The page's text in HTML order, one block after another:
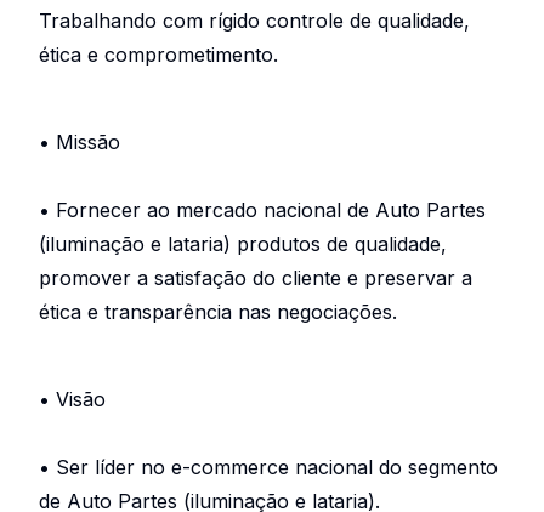
Trabalhando com rígido controle de qualidade,
ética e comprometimento.
• Missão
• Fornecer ao mercado nacional de Auto Partes
(iluminação e lataria) produtos de qualidade,
promover a satisfação do cliente e preservar a
ética e transparência nas negociações.
• Visão
• Ser líder no e-commerce nacional do segmento
de Auto Partes (iluminação e lataria).